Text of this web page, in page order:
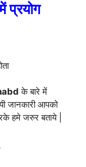
प्रयोग
के बारे में
जानकारी आपको
हमे जरुर बताये |